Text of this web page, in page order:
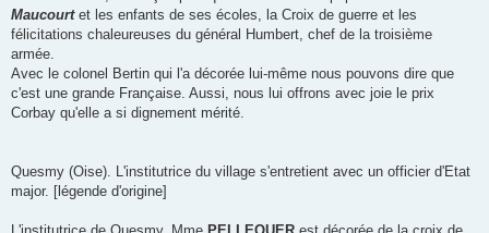
Maucourtet les enfants de ses écoles, la Croix de guerre et les
félicitations chaleureuses du général Humbert, chef de la troisième
armée.
Avec le colonel Bertin qui l'a décorée lui-même nous pouvons dire que
c'est une grande Française. Aussi, nous lui offrons avec joie le prix
Corbay qu'elle a si dignement mérité.
Quesmy (Oise). L'institutrice du village s'entretient avec un officier d'Etat
major. [légende d'origine]